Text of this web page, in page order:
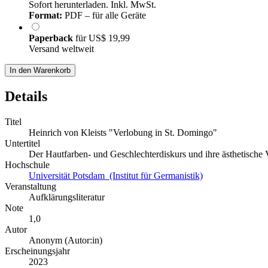
Sofort herunterladen. Inkl. MwSt.
Format: PDF – für alle Geräte
Paperback fürUS$ 19,99
Versand weltweit
In den Warenkorb
Details
Titel
Heinrich von Kleists "Verlobung in St. Domingo"
Untertitel
Der Hautfarben- und Geschlechterdiskurs und ihre ästhetische
Hochschule
Universität Potsdam (Institut für Germanistik)
Veranstaltung
Aufklärungsliteratur
Note
1,0
Autor
Anonym (Autor:in)
Erscheinungsjahr
2023